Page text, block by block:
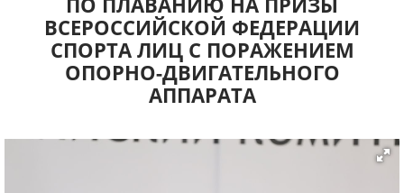
ВСЕРОССИЙСКОЙ ФЕДЕРАЦИИ
СПОРТА ЛИЦ С ПОРАЖЕНИЕМ
ОПОРНО-ДВИГАТЕЛЬНОГО
АППАРАТА